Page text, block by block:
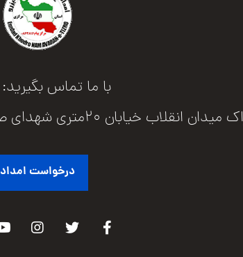
با ما تماس بگیرید: 1693
انقلاب خیابان 20متری شهدای صفری خیابان صنوبر کوچه سرو 1
درخواست امداد